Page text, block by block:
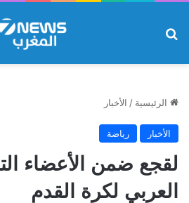
الرئيسية / الأخبار
الأخبار رياضة
لقجع ضمن الأعضاء
العربي لكرة القدم